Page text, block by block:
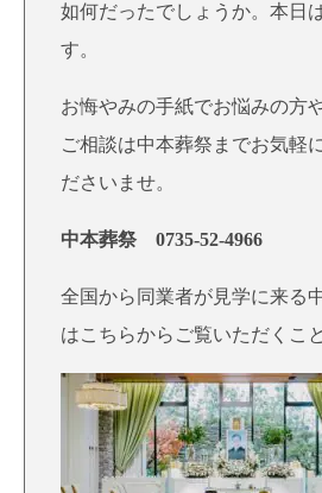
如何だったでしょうか。本日
す。
お悔やみの手紙でお悩みの方
ご相談は中本葬祭までお気軽
ださいませ。
中本葬祭 0735-52-4966
全国から同業者が見学に来る
はこちらからご覧いただくこ